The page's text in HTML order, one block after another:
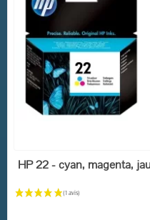
HP 22 - cyan, magenta,